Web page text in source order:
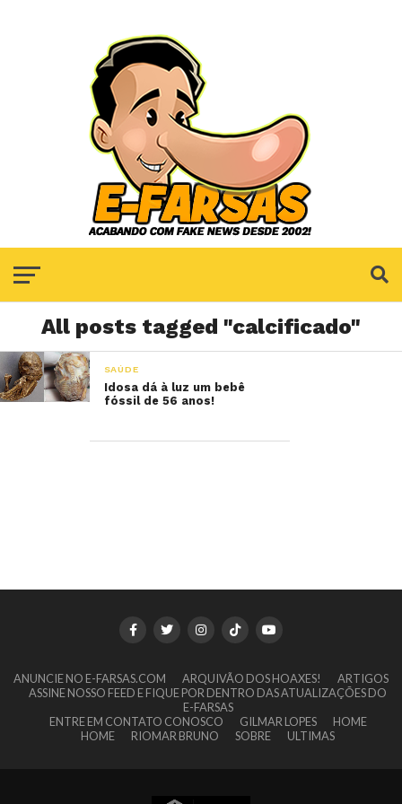
All posts tagged "calcificado"
SAÚDE
Idosa dá à luz um bebê
fóssil de 56 anos!
ANUNCIE NO E-FARSAS.COM ARQUIVÃO DOS HOAXES!
ARTIGOS
ASSINE NOSSO FEED E FIQUE POR DENTRO DAS ATUALIZAÇÕES DO
E-FARSAS
ENTRE EM CONTATO CONOSCO
GILMAR LOPES
HOME
HOME
RIOMAR BRUNO SOBRE ULTIMAS